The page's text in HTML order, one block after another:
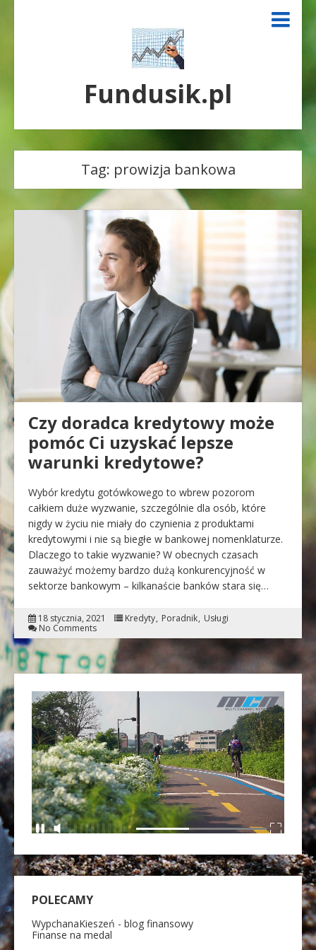
Fundusik.pl
Tag: prowizja bankowa
Czy doradca kredytowy może
pomóc Ci uzyskać lepsze
warunki kredytowe?
Wybór kredytu gotówkowego to wbrew pozorom
całkiem duże wyzwanie, szczególnie dla osób, które
nigdy w życiu nie miały do czynienia z produktami
kredytowymi i nie są biegłe w bankowej nomenklaturze.
Dlaczego to takie wyzwanie? W obecnych czasach
zauważyć możemy bardzo dużą konkurencyjność w
sektorze bankowym – kilkanaście banków stara się…
18 stycznia, 2021 Kredyty Poradnik Usługi
No Comments
POLECAMY
WypchanaKieszeń - blog finansowy
Finanse na medal